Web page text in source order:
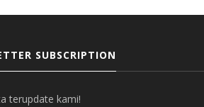
SUBSCRIPTION
terupdate kami!